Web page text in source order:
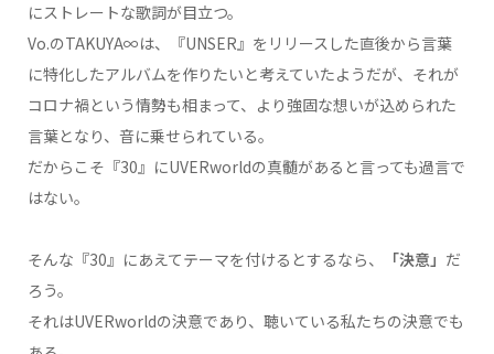
にストレートな歌詞が目立つ。
Vo.のTAKUYA∞は、『UNSER』をリリースした直後から言葉
に特化したアルバムを作りたいと考えていたようだが、それが
コロナ禍という情勢も相まって、より強固な想いが込められた
言葉となり、音に乗せられている。
だからこそ『30』にUVERworldの真髄があると言っても過言で
はない。
そんな『30』にあえてテーマを付けるとするなら、 「決意」 だ
ろう。
それはUVERworldの決意であり、聴いている私たちの決意でも